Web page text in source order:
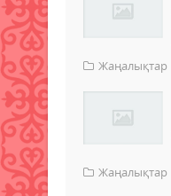
Жаңалықтар
Жаңалықтар